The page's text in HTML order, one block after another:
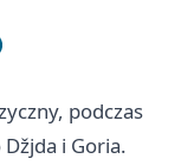
podczas
i Goria.